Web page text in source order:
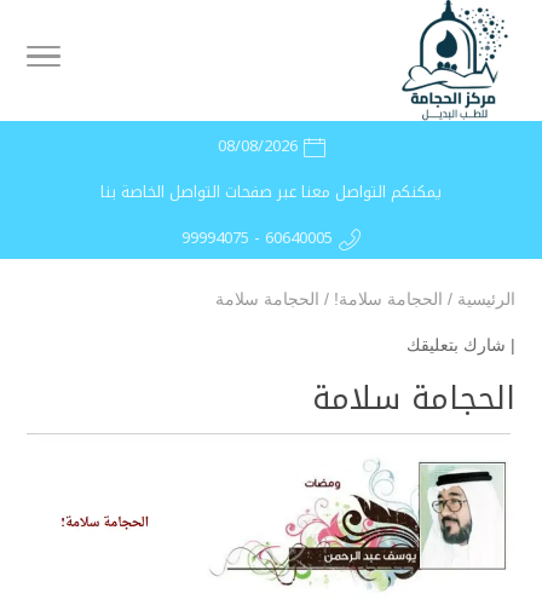
08/08/2026
يمكنكم التواصل معنا عبر صفحات التواصل الخاصة بنا
99994075 - 60640005
الرئيسية / الحجامة سلامة! / الحجامة سلامة
| شارك بتعليقك
الحجامة سلامة